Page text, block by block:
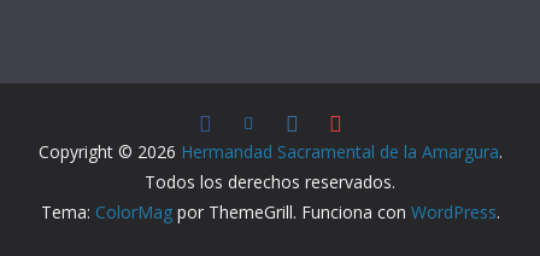
Copyright © 2026 Hermandad Sacramental de la Amargura.
Todos los derechos reservados.
Tema: ColorMagpor ThemeGrill. Funciona con WordPress.